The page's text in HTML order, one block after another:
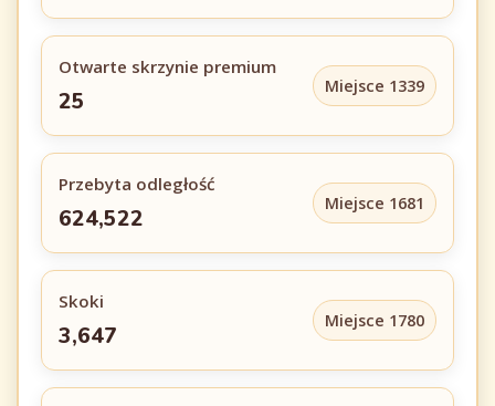
Otwarte skrzynie premium
25
Miejsce 1339
Przebyta odległość
624,522
Miejsce 1681
Skoki
3,647
Miejsce 1780